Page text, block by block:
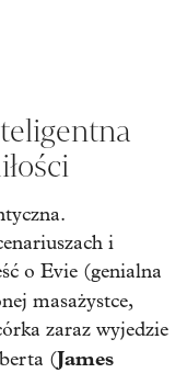
i
o Evie (genialna
masażystce,
zaraz wyjedzie
(James